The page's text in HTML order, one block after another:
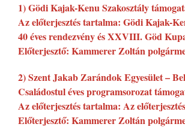
1) Gödi Kajak-Kenu Szakosztály
Az előterjesztés tartalma: Gödi Kajak-
40 éves rendezvény és XXVIII. Göd
Előterjesztő: Kammerer Zoltán
2) Szent Jakab Zarándok Egyesület –
Családostul éves programsorozat
Az előterjesztés tartalma: Az
Előterjesztő: Kammerer Zoltán